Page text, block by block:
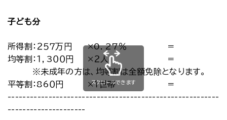
子ども分
所得割：２５７万円 ×0．27％
＝
均等割：１，3００円
×２人
＝
※未成年の方は、均等割は全額免除となります。
平等割：86０円
×１世帯
＝
---------------------
スクロールできます